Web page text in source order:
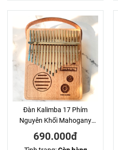
Đàn Kalimba 17 Phím
Nguyên Khối Mahogany
Radio Purm
690.000đ